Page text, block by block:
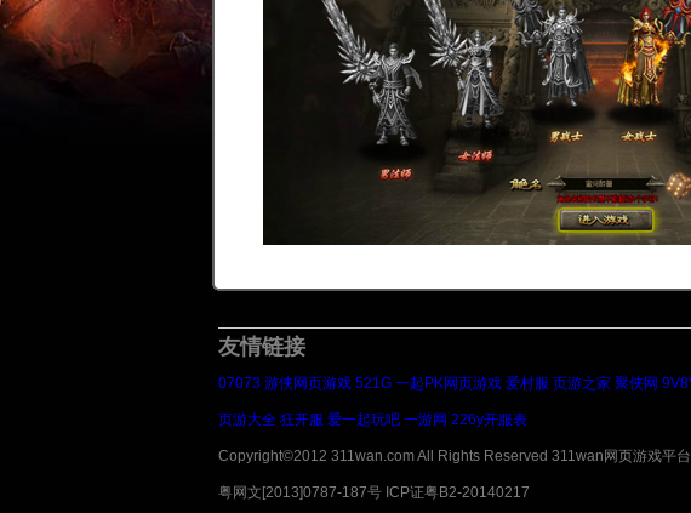
友情链接
07073 游侠网页游戏 521G 一起PK网页游戏 爱村服 页游之家 聚侠网
页游大全 狂开服 爱一起玩吧 一游网 226y开服表
Copyright©2012 311wan.com All Rights Reserved 311wan网页游戏平台
粤网文[2013]0787-187号 ICP证粤B2-20140217